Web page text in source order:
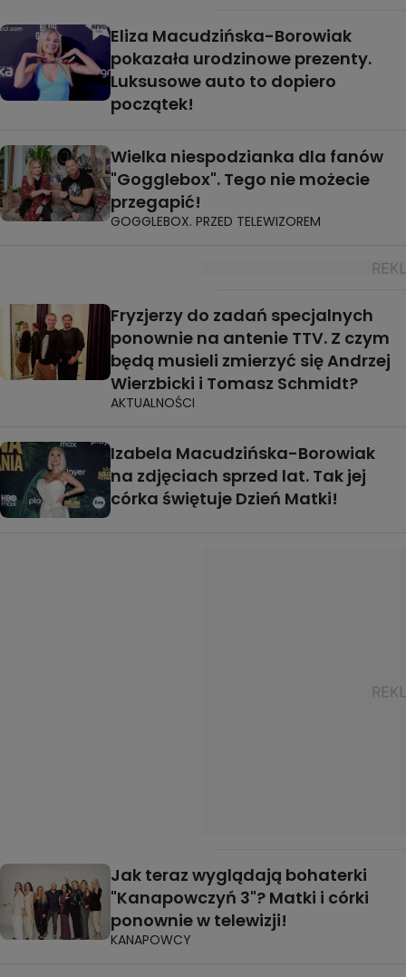
Eliza Macudzińska-Borowiak
pokazała urodzinowe prezenty.
Luksusowe auto to dopiero
początek!
Wielka niespodzianka dla fanów
"Gogglebox". Tego nie możecie
przegapić!
GOGGLEBOX. PRZED TELEWIZOREM
Fryzjerzy do zadań specjalnych
ponownie na antenie TTV. Z czym
będą musieli zmierzyć się Andrzej
Wierzbicki i Tomasz Schmidt?
AKTUALNOŚCI
Izabela Macudzińska-Borowiak
na zdjęciach sprzed lat. Tak jej
córka świętuje Dzień Matki!
Jak teraz wyglądają bohaterki
"Kanapowczyń 3"? Matki i córki
ponownie w telewizji!
KANAPOWCY